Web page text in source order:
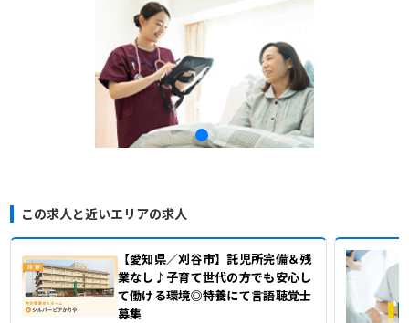
この求人と近いエリアの求人
【愛知県／刈谷市】託児所完備＆残
業なし♪子育て世代の方でも安心し
て働ける環境◎特養にて言語聴覚士
募集